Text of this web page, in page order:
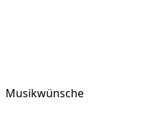
Musikwünsche